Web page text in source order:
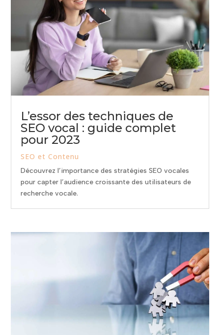
L’essor des techniques de
SEO vocal : guide complet
pour 2023
SEO et Contenu
Découvrez l’importance des stratégies SEO vocales
pour capter l’audience croissante des utilisateurs de
recherche vocale.